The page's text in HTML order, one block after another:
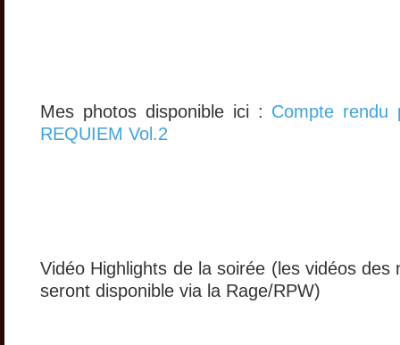
Mes photos disponible ici : Compte rendu
REQUIEM Vol.2
Vidéo Highlights de la soirée (les vidéos des
seront disponible via la Rage/RPW)